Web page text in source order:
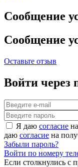
Сообщение
Сообщение
Оставьте отзыв
Войти через
Я даю согласие
даю согласие на
Забыли пароль?
Войти по номеру
Если столкнулись с